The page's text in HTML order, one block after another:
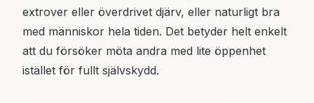
extrover eller överdrivet djärv, eller naturligt bra
med människor hela tiden. Det betyder helt enkelt
att du försöker möta andra med lite öppenhet
istället för fullt självskydd.